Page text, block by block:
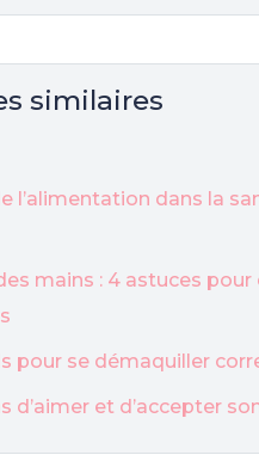
similaires
l’alimentation dans la
mains : 4 astuces pour
pour se démaquiller
d’aimer et d’accepter